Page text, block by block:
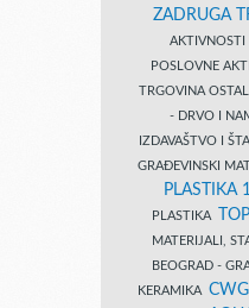
ZADRUGA
AKTIVNOSTI
POSLOVNE
TRGOVINA
- DRVO I
IZDAVAŠTVO I
GRAĐEVINSKI
PLASTIKA
PLASTIKA
MATERIJALI,
BEOGRAD -
KERAMIKA